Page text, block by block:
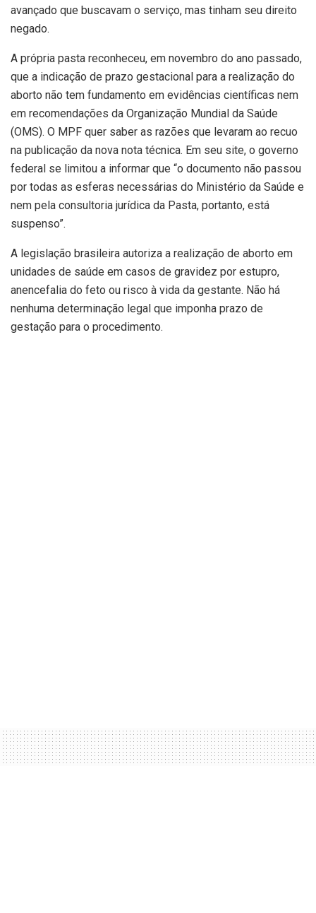
avançado que buscavam o serviço, mas tinham seu direito
negado.
A própria pasta reconheceu, em novembro do ano passado,
que a indicação de prazo gestacional para a realização do
aborto não tem fundamento em evidências científicas nem
em recomendações da Organização Mundial da Saúde
(OMS). O MPF quer saber as razões que levaram ao recuo
na publicação da nova nota técnica. Em seu site, o governo
federal se limitou a informar que “o documento não passou
por todas as esferas necessárias do Ministério da Saúde e
nem pela consultoria jurídica da Pasta, portanto, está
suspenso”.
A legislação brasileira autoriza a realização de aborto em
unidades de saúde em casos de gravidez por estupro,
anencefalia do feto ou risco à vida da gestante. Não há
nenhuma determinação legal que imponha prazo de
gestação para o procedimento.